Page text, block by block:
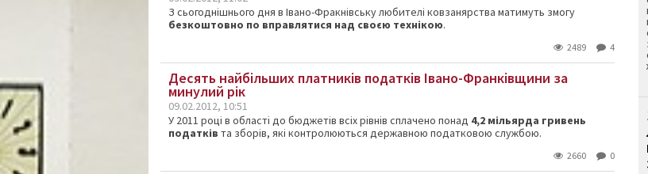
З сьогоднішнього дня в Івано-Фракнівську любителі ковзанярства матимуть змогу
безкоштовно по вправлятися над своєю технікою.
2489 4
Десять найбільших платників податків Івано-Франківщини за
минулий рік
09.02.2012, 10:51
У 2011 році в області до бюджетів всіх рівнів сплачено понад 4,2 мільярда гривень
податків та зборів, які контролюються державною податковою службою.
2660 0